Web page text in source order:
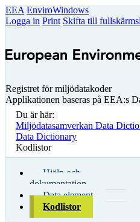
EEA EnviroWindows
Logga in Print Skifta till
Registret för miljödatakoder
Applikationen baseras på EEA:s
Du är här:
Miljödatasamverkan Data
Data Dictionary
Kodlistor
Hjälp och
dokumentation
Data element
Kodlistor